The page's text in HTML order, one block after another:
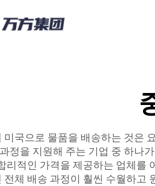
미국으로 물품을 배송하는 것은
정을 지원해 주는 기업 중 하나
리적인 가격을 제공하는 업체를
전체 배송 과정이 훨씬 수월하고